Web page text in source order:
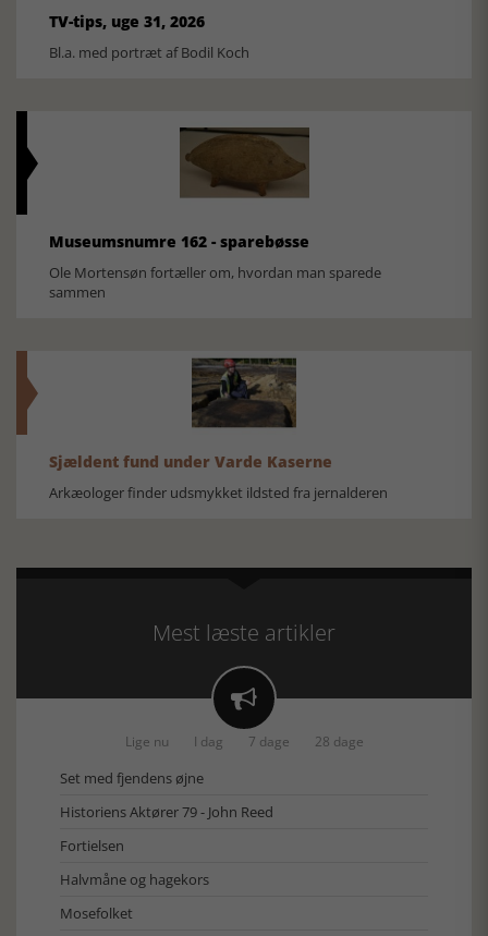
TV-tips, uge 31, 2026
Bl.a. med portræt af Bodil Koch
Museumsnumre 162 - sparebøsse
Ole Mortensøn fortæller om, hvordan man sparede
sammen
Sjældent fund under Varde Kaserne
Arkæologer finder udsmykket ildsted fra jernalderen
Mest læste artikler

Lige nu I dag 7 dage 28 dage
Set med fjendens øjne
Historiens Aktører 79 - John Reed
Fortielsen
Halvmåne og hagekors
Mosefolket